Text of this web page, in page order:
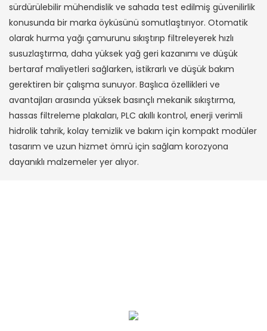
sürdürülebilir mühendislik ve sahada test edilmiş güvenilirlik
konusunda bir marka öyküsünü somutlaştırıyor. Otomatik
olarak hurma yağı çamurunu sıkıştırıp filtreleyerek hızlı
susuzlaştırma, daha yüksek yağ geri kazanımı ve düşük
bertaraf maliyetleri sağlarken, istikrarlı ve düşük bakım
gerektiren bir çalışma sunuyor. Başlıca özellikleri ve
avantajları arasında yüksek basınçlı mekanik sıkıştırma,
hassas filtreleme plakaları, PLC akıllı kontrol, enerji verimli
hidrolik tahrik, kolay temizlik ve bakım için kompakt modüler
tasarım ve uzun hizmet ömrü için sağlam korozyona
dayanıklı malzemeler yer alıyor.